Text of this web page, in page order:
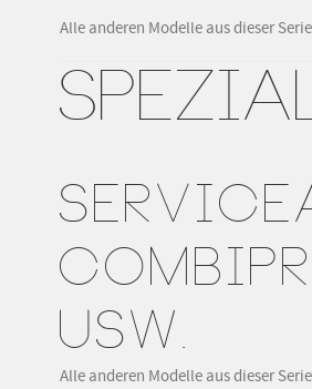
Alle anderen Modelle aus dieser
USW.
Alle anderen Modelle aus dieser